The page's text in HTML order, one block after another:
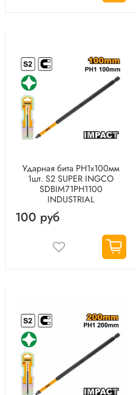
Ударная бита PH1х100мм
1шт. S2 SUPER INGCO
SDBIM71PH1100
INDUSTRIAL
100 руб